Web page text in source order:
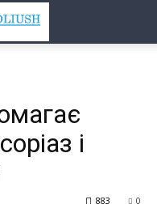
і
0
883